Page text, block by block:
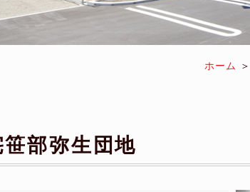
ホーム
部弥生団地